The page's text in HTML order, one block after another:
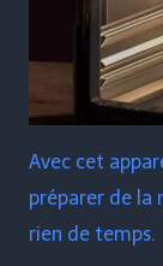
Avec cet
préparer de la
rien de temps.